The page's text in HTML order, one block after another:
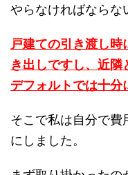
やらなければならな
戸建ての引き渡し
き出しですし、近隣
デフォルトでは十分
そこで私は自分で費
にしました。